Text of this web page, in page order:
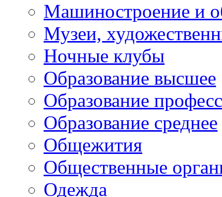
Машиностроение и
Музеи,
Ночные клубы
Образование высшее
Образование
Образование среднее
Общежития
Общественные
Одежда